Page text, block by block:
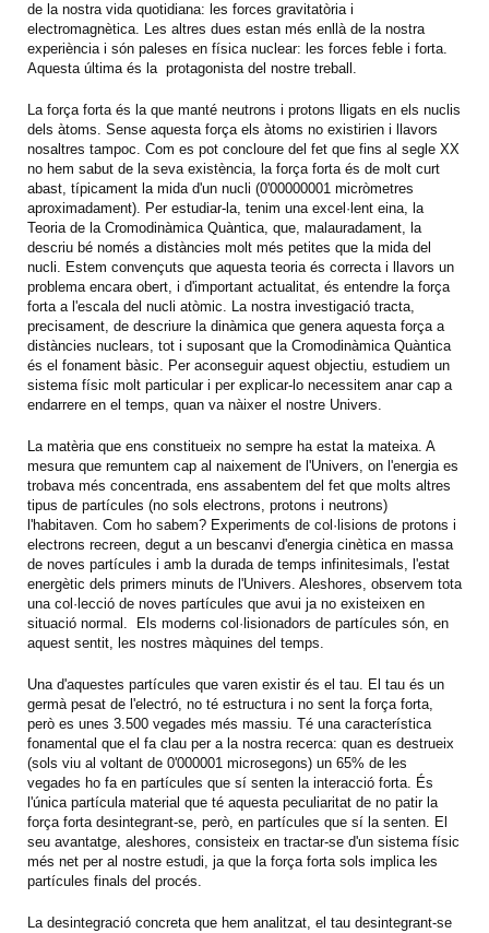
de la nostra vida quotidiana: les forces gravitatòria i
electromagnètica. Les altres dues estan més enllà de la nostra
experiència i són paleses en física nuclear: les forces feble i forta.
Aquesta última és la protagonista del nostre treball.
La força forta és la que manté neutrons i protons lligats en els nuclis
dels àtoms. Sense aquesta força els àtoms no existirien i llavors
nosaltres tampoc. Com es pot concloure del fet que fins al segle XX
no hem sabut de la seva existència, la força forta és de molt curt
abast, típicament la mida d'un nucli (0'00000001 micròmetres
aproximadament). Per estudiar-la, tenim una excel·lent eina, la
Teoria de la Cromodinàmica Quàntica, que, malauradament, la
descriu bé només a distàncies molt més petites que la mida del
nucli. Estem convençuts que aquesta teoria és correcta i llavors un
problema encara obert, i d'important actualitat, és entendre la força
forta a l'escala del nucli atòmic. La nostra investigació tracta,
precisament, de descriure la dinàmica que genera aquesta força a
distàncies nuclears, tot i suposant que la Cromodinàmica Quàntica
és el fonament bàsic. Per aconseguir aquest objectiu, estudiem un
sistema físic molt particular i per explicar-lo necessitem anar cap a
endarrere en el temps, quan va nàixer el nostre Univers.
La matèria que ens constitueix no sempre ha estat la mateixa. A
mesura que remuntem cap al naixement de l'Univers, on l'energia es
trobava més concentrada, ens assabentem del fet que molts altres
tipus de partícules (no sols electrons, protons i neutrons)
l'habitaven. Com ho sabem? Experiments de col·lisions de protons i
electrons recreen, degut a un bescanvi d'energia cinètica en massa
de noves partícules i amb la durada de temps infinitesimals, l'estat
energètic dels primers minuts de l'Univers. Aleshores, observem tota
una col·lecció de noves partícules que avui ja no existeixen en
situació normal. Els moderns col·lisionadors de partícules són, en
aquest sentit, les nostres màquines del temps.
Una d'aquestes partícules que varen existir és el tau. El tau és un
germà pesat de l'electró, no té estructura i no sent la força forta,
però es unes 3.500 vegades més massiu. Té una característica
fonamental que el fa clau per a la nostra recerca: quan es destrueix
(sols viu al voltant de 0'000001 microsegons) un 65% de les
vegades ho fa en partícules que sí senten la interacció forta. És
l'única partícula material que té aquesta peculiaritat de no patir la
força forta desintegrant-se, però, en partícules que sí la senten. El
seu avantatge, aleshores, consisteix en tractar-se d'un sistema físic
més net per al nostre estudi, ja que la força forta sols implica les
partícules finals del procés.
La desintegració concreta que hem analitzat, el tau desintegrant-se